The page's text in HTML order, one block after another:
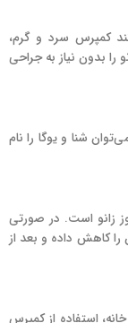
کمپرس سرد و گرم،
را بدون نیاز به جراحی
شنا و یوگا را نام
زانو است. در صورتی
را کاهش داده و بعد از
استفاده از کمپرس